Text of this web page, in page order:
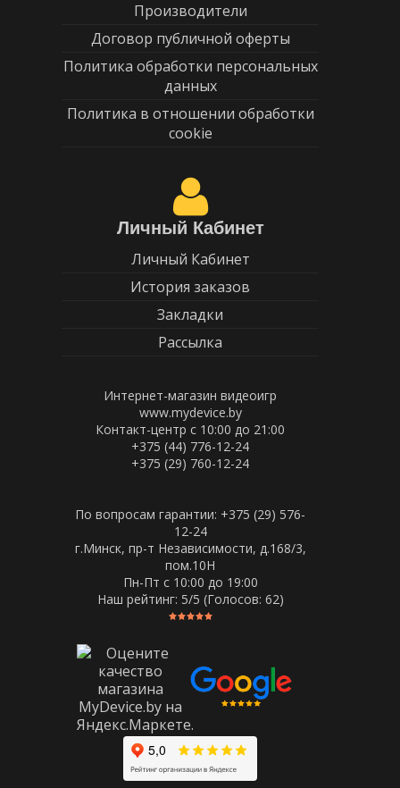
Производители
Договор публичной оферты
Политика обработки персональных
данных
Политика в отношении обработки
cookie
Личный Кабинет
Личный Кабинет
История заказов
Закладки
Рассылка
Интернет-магазин видеоигр
www.mydevice.by
Контакт-центр с 10:00 до 21:00
+375 (44) 776-12-24
+375 (29) 760-12-24
По вопросам гарантии: +375 (29) 576-
12-24
г.Минск, пр-т Независимости, д.168/3,
пом.10Н
Пн-Пт c 10:00 до 19:00
Наш рейтинг: 5/5 (Голосов: 62)